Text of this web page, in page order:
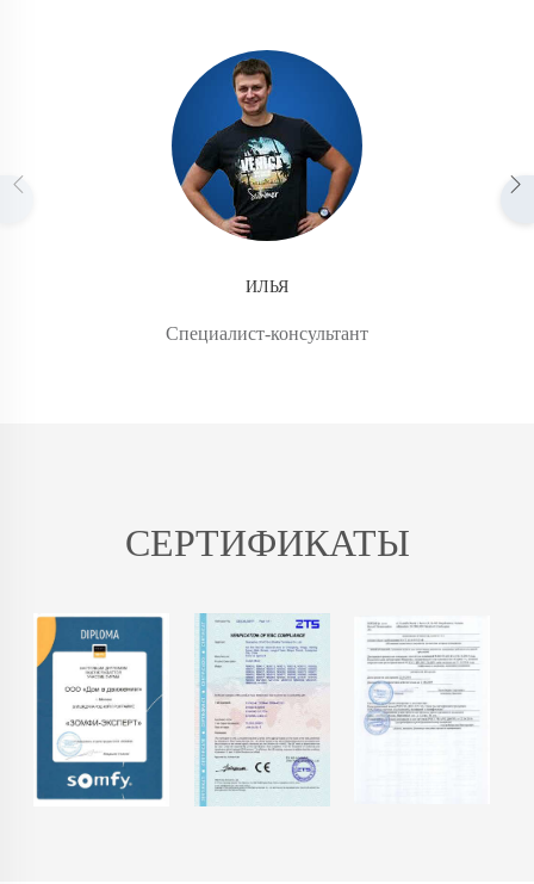
ИЛЬЯ
Специалист-консультант
СЕРТИФИКАТЫ